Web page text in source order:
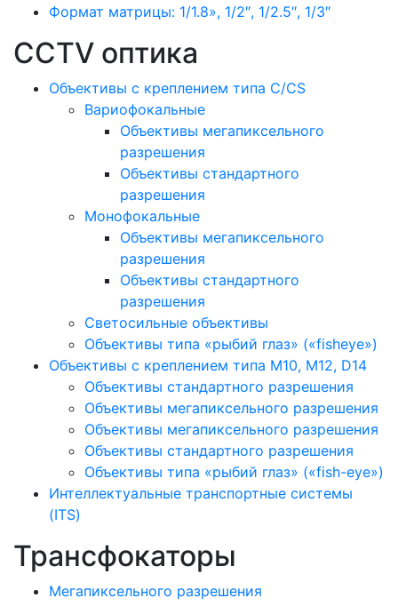
Формат матрицы: 1/1.8», 1/2″, 1/2.5″, 1/3″
CCTV оптика
Объективы с креплением типа C/CS
Вариофокальные
Объективы мегапиксельного
разрешения
Объективы стандартного
разрешения
Монофокальные
Объективы мегапиксельного
разрешения
Объективы стандартного
разрешения
Светосильные объективы
Объективы типа «рыбий глаз» («fisheye»)
Объективы с креплением типа M10, M12, D14
Объективы стандартного разрешения
Объективы мегапиксельного разрешения
Объективы мегапиксельного разрешения
Объективы стандартного разрешения
Объективы типа «рыбий глаз» («fish-eye»)
Интеллектуальные транспортные системы
(ITS)
Трансфокаторы
Мегапиксельного разрешения